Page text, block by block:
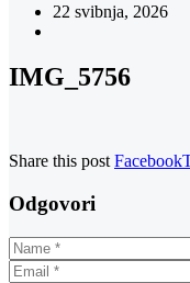
22 svibnja, 2026
IMG_5756
Share this post Facebook
Odgovori